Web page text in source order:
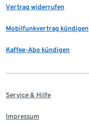
Vertrag widerrufen
Mobilfunkvertrag kündigen
Kaffee-Abo kündigen
Service & Hilfe
Impressum